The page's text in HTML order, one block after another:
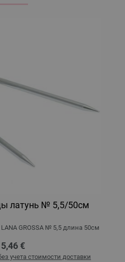
латунь № 5,5/50см
GROSSA № 5,5 длина 50см
5,46 €
учета стоимости доставки